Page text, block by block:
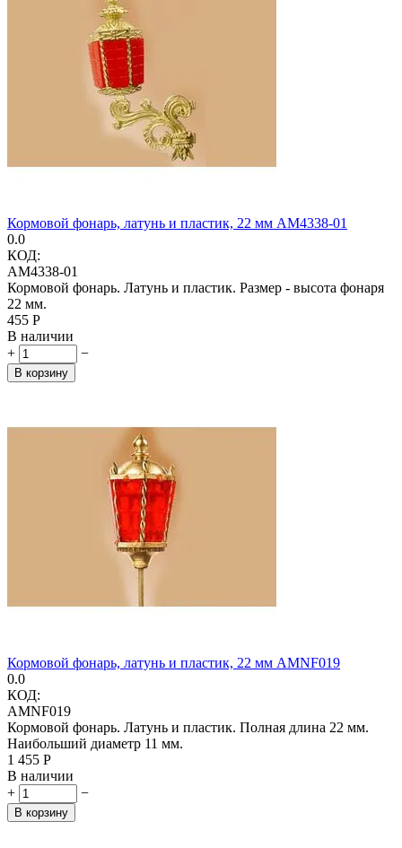
Кормовой фонарь, латунь и пластик, 22 мм AM4338-01
0.0
КОД:
AM4338-01
Кормовой фонарь. Латунь и пластик. Размер - высота фонаря
22 мм.
‍455‍ Р
В наличии
+
−
В корзину
Кормовой фонарь, латунь и пластик, 22 мм AMNF019
0.0
КОД:
AMNF019
Кормовой фонарь. Латунь и пластик. Полная длина 22 мм.
Наибольший диаметр 11 мм.
1 455 Р
В наличии
+
−
В корзину